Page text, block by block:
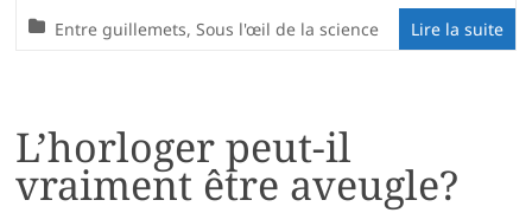
Entre guillemets, Sous l'œil de la science Lire la suite
L’horloger peut-il
vraiment être aveugle?